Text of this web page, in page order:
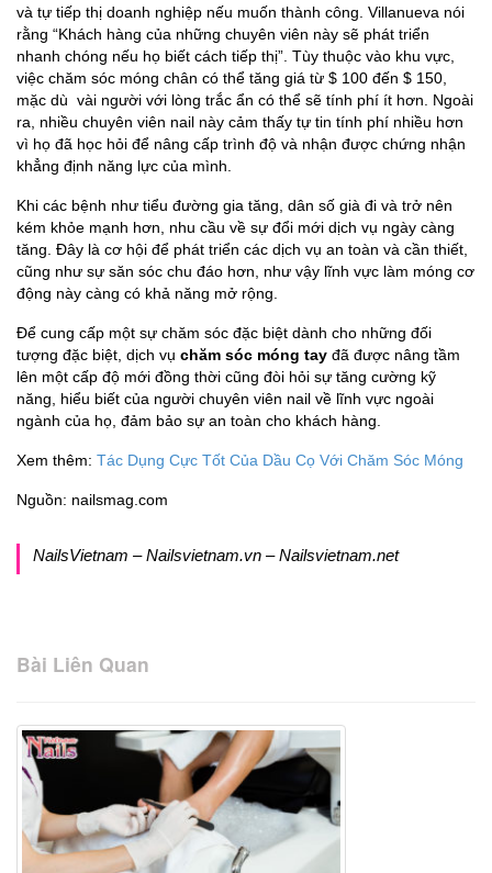
và tự tiếp thị doanh nghiệp nếu muốn thành công. Villanueva nói
rằng “Khách hàng của những chuyên viên này sẽ phát triển
nhanh chóng nếu họ biết cách tiếp thị”. Tùy thuộc vào khu vực,
việc chăm sóc móng chân có thể tăng giá từ $ 100 đến $ 150,
mặc dù vài người với lòng trắc ẩn có thể sẽ tính phí ít hơn. Ngoài
ra, nhiều chuyên viên nail này cảm thấy tự tin tính phí nhiều hơn
vì họ đã học hỏi để nâng cấp trình độ và nhận được chứng nhận
khẳng định năng lực của mình.
Khi các bệnh như tiểu đường gia tăng, dân số già đi và trở nên
kém khỏe mạnh hơn, nhu cầu về sự đổi mới dịch vụ ngày càng
tăng. Đây là cơ hội để phát triển các dịch vụ an toàn và cần thiết,
cũng như sự săn sóc chu đáo hơn, như vậy lĩnh vực làm móng cơ
động này càng có khả năng mở rộng.
Để cung cấp một sự chăm sóc đặc biệt dành cho những đối
tượng đặc biệt, dịch vụ chăm sóc móng tay đã được nâng tầm
lên một cấp độ mới đồng thời cũng đòi hỏi sự tăng cường kỹ
năng, hiểu biết của người chuyên viên nail về lĩnh vực ngoài
ngành của họ, đảm bảo sự an toàn cho khách hàng.
Xem thêm: Tác Dụng Cực Tốt Của Dầu Cọ Với Chăm Sóc Móng
Nguồn: nailsmag.com
NailsVietnam – Nailsvietnam.vn – Nailsvietnam.net
Bài Liên Quan